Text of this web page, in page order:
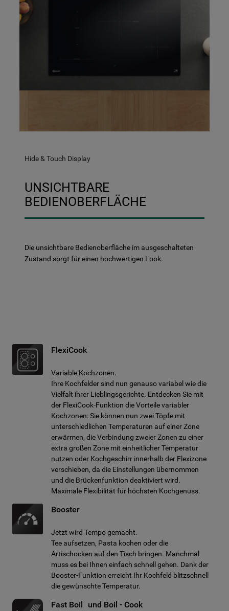
Hide & Touch Display
UNSICHTBARE
BEDIENOBERFLÄCHE
Die unsichtbare Bedienoberfläche im ausgeschalteten
Zustand sorgt für einen hochwertigen Look.
FlexiCook
Variable Kochzonen.
Ihre Kochfelder sind nun genauso variabel wie die
Vielfalt ihrer Lieblingsgerichte. Entdecken Sie mit
der FlexiCook-Funktion die Vorteile variabler
Kochzonen: Sie können nun zwei Töpfe mit
unterschiedlichen Temperaturen auf einer Zone
erwärmen, die Verbindung zweier Zonen zu einer
extra großen Zone mit einheitlicher Temperatur
nutzen oder Kochgeschirr innerhalb der Flexizone
verschieben, da die Einstellungen übernommen
und die Brückenfunktion deaktiviert wird.
Maximale Flexibilität für höchsten Kochgenuss.
Booster
Jetzt wird Tempo gemacht.
Tee aufsetzen, Pasta kochen oder die
Artischocken auf den Tisch bringen. Manchmal
muss es bei Ihnen einfach schnell gehen. Dank der
Booster-Funktion erreicht Ihr Kochfeld blitzschnell
die gewünschte Temperatur.
Fast Boil und Boil - Cook